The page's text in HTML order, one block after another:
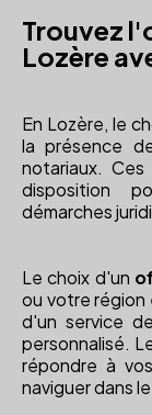
Trouvez
Lozère
En Lozère, le
la présence
notariaux.
disposition
démarches
Le choix d'un
ou votre région
d'un service
personnalisé.
répondre à
naviguer dans